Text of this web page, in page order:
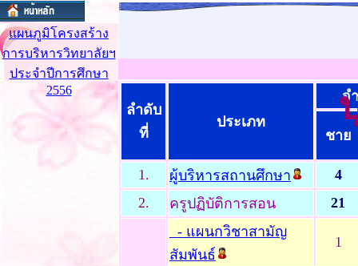
แผนภูมิโครงสร้าง
การบริหารวิทยาลัยฯ
ประจำปีการศึกษา
2556
ลำดับ
ที่
ประเภท
จ
ชาย
1. ผู้บริหารสถานศึกษา
4
2.
ครูปฏิบัติการสอน
21
- แผนกวิชาสามัญ
สัมพันธ์
1